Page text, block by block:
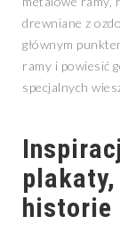
drewniane z
głównym
ramy i powiesić
specjalnych
plakaty
historie